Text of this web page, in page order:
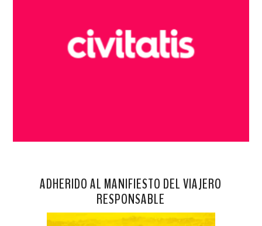
ADHERIDO AL MANIFIESTO DEL VIAJERO
RESPONSABLE